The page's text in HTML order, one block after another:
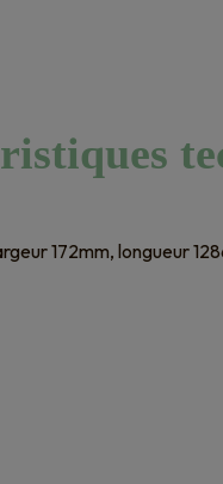
172mm, longueur